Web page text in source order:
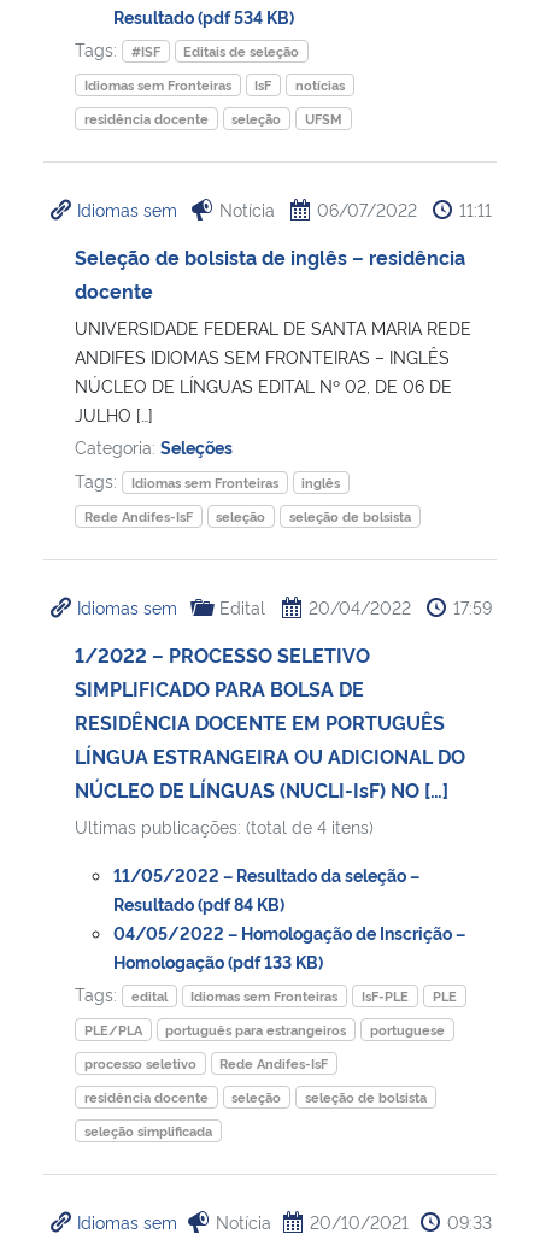
Ministério do Turismo
Ministério do Desenvolvimento Regional
Ministério da Mulher, da Família e dos Direitos Humanos
Secretaria-Geral
Secretaria de Governo
Gabinete de Segurança Institucional
Advocacia-Geral da União
Banco Central do Brasil
Resultado (pdf 534 KB)
Tags:
#ISF
Editais de seleção
Idiomas sem Fronteiras
IsF
notícias
residência docente
seleção UFSM
Idiomas sem Notícia 06/07/2022 11:11
Seleção de bolsista de inglês – residência
docente
UNIVERSIDADE FEDERAL DE SANTA MARIA REDE
ANDIFES IDIOMAS SEM FRONTEIRAS – INGLÊS
NÚCLEO DE LÍNGUAS EDITAL Nº 02, DE 06 DE
JULHO […]
Categoria: Seleções
Tags:
Idiomas sem Fronteiras
inglês
Rede Andifes-IsF
seleção seleção de bolsista
Idiomas sem Edital 20/04/2022 17:59
1/2022 – PROCESSO SELETIVO
SIMPLIFICADO PARA BOLSA DE
RESIDÊNCIA DOCENTE EM PORTUGUÊS
LÍNGUA ESTRANGEIRA OU ADICIONAL DO
NÚCLEO DE LÍNGUAS (NUCLI-IsF) NO […]
Ultimas publicações: (total de 4 itens)
11/05/2022 – Resultado da seleção –
Resultado (pdf 84 KB)
04/05/2022 – Homologação de Inscrição –
Homologação (pdf 133 KB)
Tags:
edital Idiomas sem Fronteiras IsF-PLE
PLE
PLE/PLA
português para estrangeiros
portuguese
processo seletivo
Rede Andifes-IsF
residência docente
seleção
seleção de bolsista
seleção simplificada
Idiomas sem Notícia 20/10/2021 09:33